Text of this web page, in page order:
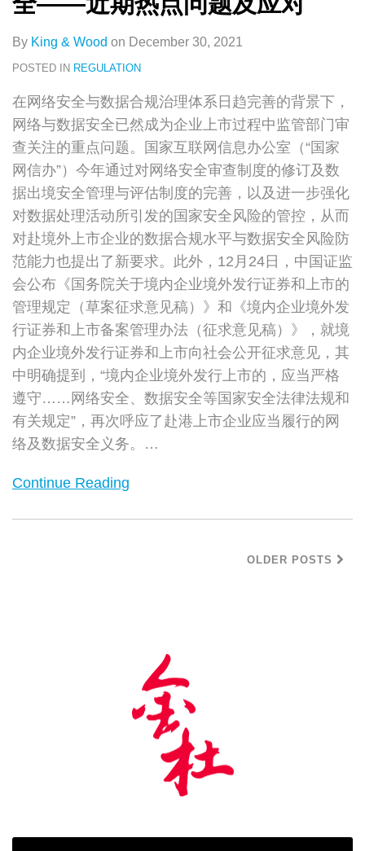
By King & Wood on December 30, 2021
POSTED IN REGULATION
在网络安全与数据合规治理体系日趋完善的背景下，
网络与数据安全已然成为企业上市过程中监管部门审
查关注的重点问题。国家互联网信息办公室（“国家
网信办”）今年通过对网络安全审查制度的修订及数
据出境安全管理与评估制度的完善，以及进一步强化
对数据处理活动所引发的国家安全风险的管控，从而
对赴境外上市企业的数据合规水平与数据安全风险防
范能力也提出了新要求。此外，12月24日，中国证监
会公布《国务院关于境内企业境外发行证券和上市的
管理规定（草案征求意见稿）》和《境内企业境外发
行证券和上市备案管理办法（征求意见稿）》，就境
内企业境外发行证券和上市向社会公开征求意见，其
中明确提到，“境内企业境外发行上市的，应当严格
遵守……网络安全、数据安全等国家安全法律法规和
有关规定”，再次呼应了赴港上市企业应当履行的网
络及数据安全义务。 …
Continue Reading
OLDER POSTS